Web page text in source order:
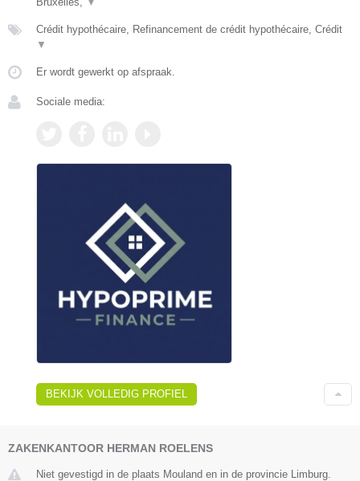
Crédit hypothécaire, Refinancement de crédit hypothécaire, Crédit
▼
Er wordt gewerkt op afspraak.
Sociale media:
BEKIJK VOLLEDIG PROFIEL
ZAKENKANTOOR HERMAN ROELENS
Niet gevestigd in de plaats Mouland en in de provincie Limburg.